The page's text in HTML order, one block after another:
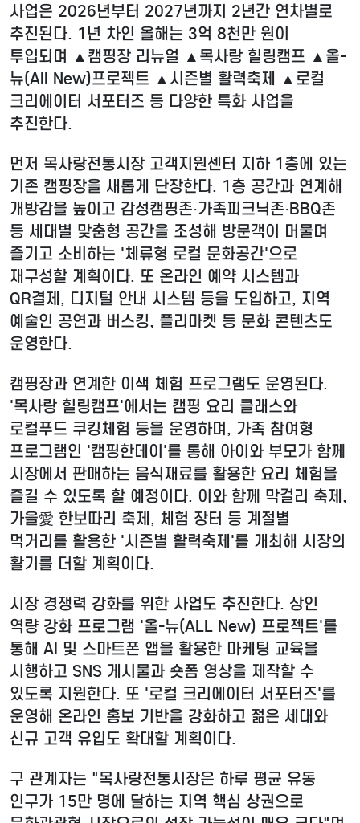
사업은 2026년부터 2027년까지 2년간 연차별로
추진된다. 1년 차인 올해는 3억 8천만 원이
투입되며 ▲캠핑장 리뉴얼 ▲목사랑 힐링캠프 ▲올-
뉴(All New)프로젝트 ▲시즌별 활력축제 ▲로컬
크리에이터 서포터즈 등 다양한 특화 사업을
추진한다.
먼저 목사랑전통시장 고객지원센터 지하 1층에 있는
기존 캠핑장을 새롭게 단장한다. 1층 공간과 연계해
개방감을 높이고 감성캠핑존·가족피크닉존·BBQ존
등 세대별 맞춤형 공간을 조성해 방문객이 머물며
즐기고 소비하는 '체류형 로컬 문화공간'으로
재구성할 계획이다. 또 온라인 예약 시스템과
QR결제, 디지털 안내 시스템 등을 도입하고, 지역
예술인 공연과 버스킹, 플리마켓 등 문화 콘텐츠도
운영한다.
캠핑장과 연계한 이색 체험 프로그램도 운영된다.
'목사랑 힐링캠프'에서는 캠핑 요리 클래스와
로컬푸드 쿠킹체험 등을 운영하며, 가족 참여형
프로그램인 '캠핑한데이'를 통해 아이와 부모가 함께
시장에서 판매하는 음식재료를 활용한 요리 체험을
즐길 수 있도록 할 예정이다. 이와 함께 막걸리 축제,
가을愛 한보따리 축제, 체험 장터 등 계절별
먹거리를 활용한 '시즌별 활력축제'를 개최해 시장의
활기를 더할 계획이다.
시장 경쟁력 강화를 위한 사업도 추진한다. 상인
역량 강화 프로그램 '올-뉴(ALL New) 프로젝트'를
통해 AI 및 스마트폰 앱을 활용한 마케팅 교육을
시행하고 SNS 게시물과 숏폼 영상을 제작할 수
있도록 지원한다. 또 '로컬 크리에이터 서포터즈'를
운영해 온라인 홍보 기반을 강화하고 젊은 세대와
신규 고객 유입도 확대할 계획이다.
구 관계자는 "목사랑전통시장은 하루 평균 유동
인구가 15만 명에 달하는 지역 핵심 상권으로